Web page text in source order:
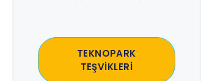
TEKNOPARK
TEŞVİKLERİ